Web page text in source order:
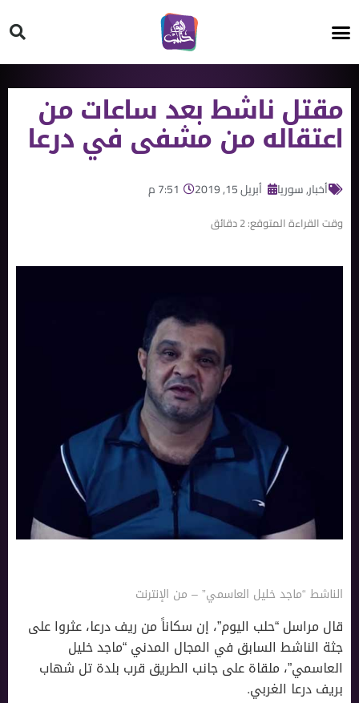
مقتل ناشط بعد ساعات من
اعتقاله من مشفى في درعا
أخبار,سوريا أبريل 15, 2019 7:51 م
وقت القراءة المتوقع:2دقائق
الناشط “ماجد خليل العاسمي” – من الإنترنت
قال مراسل “حلب اليوم”، إن سكاناً من ريف درعا، عثروا على
جثة الناشط السابق في المجال المدني “ماجد خليل
العاسمي”، ملقاة على جانب الطريق قرب بلدة تل شهاب
بريف درعا الغربي.